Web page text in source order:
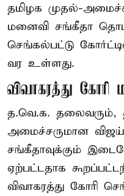
தமிழக முதல்-
மனைவி சங்கீதா
செங்கல்பட்டு
வர உள்ளது.
விவாகரத்து கோரி
த.வெ.க. தலைவரும்,
அமைச்சருமான
சங்கீதாவுக்கும்
ஏற்பட்டதாக
விவாகரத்து கோரி